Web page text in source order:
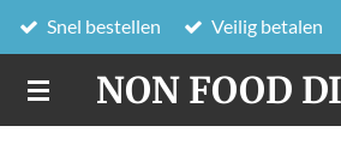
Ga
direct
naar
de
NON FOOD
Snel bestellen Veilig betalen